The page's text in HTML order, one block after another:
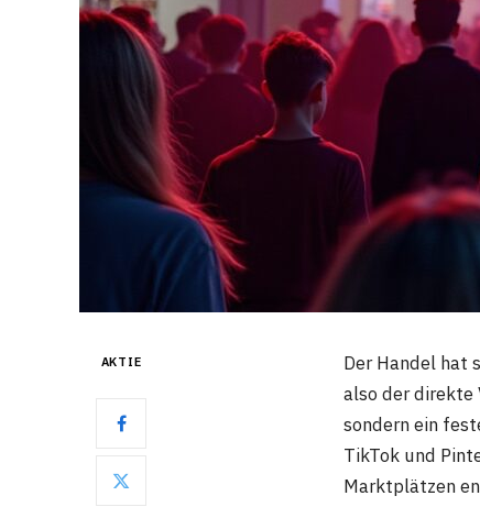
AKTIE Der Handel hat
also der direkte
sondern ein
TikTok und
Marktplätzen